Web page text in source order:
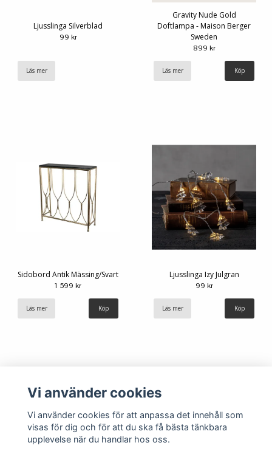
Ljusslinga Silverblad
99 kr
Läs mer
Gravity Nude Gold
Doftlampa - Maison Berger
Sweden
899 kr
Läs mer
Sidobord Antik Mässing/Svart
1 599 kr
Läs mer
Ljusslinga Izy Julgran
99 kr
Läs mer
Vi använder cookies
Vi använder cookies för att anpassa det innehåll som
visas för dig och för att du ska få bästa tänkbara
upplevelse när du handlar hos oss.